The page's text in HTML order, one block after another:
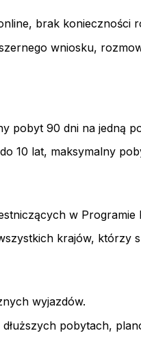
brak konieczności
wniosku,
pobyt 90 dni na jedną
10 lat, maksymalny
w Programie
krajów, którzy
wyjazdów.
pobytach,